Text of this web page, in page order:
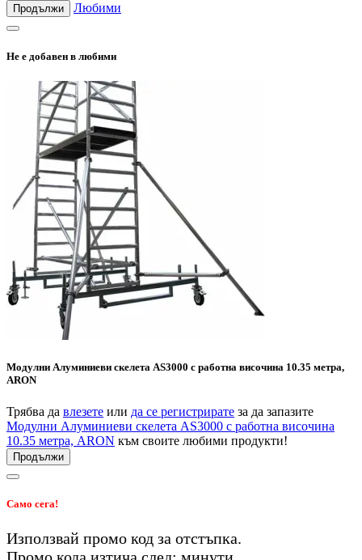
Продължи Любими
Не е добавен в любими
Модулни Алуминиеви скелета AS3000 с работна височина 10.35 метра,
ARON
Трябва да влезете или да се регистрирате за да запазите
Модулни Алуминиеви скелета AS3000 с работна височина
10.35 метра, ARON към своите любими продукти!
Продължи
Само сега!
Използвай промо код за отстъпка.
Промо кода изтича след: минути